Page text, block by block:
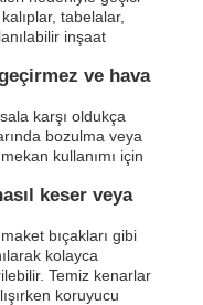
tabelalar,
inşaat
ve hava
karşı oldukça
bozulma veya
kullanımı için
keser veya
bıçakları gibi
kolayca
Temiz kenarlar
koruyucu